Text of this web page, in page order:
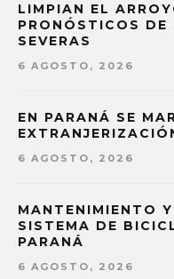
LIMPIAN EL
PRONÓSTICOS
SEVERAS
6 AGOSTO, 2026
EN PARANÁ SE
6 AGOSTO, 2026
MANTENIMIENTO
SISTEMA DE
PARANÁ
6 AGOSTO, 2026